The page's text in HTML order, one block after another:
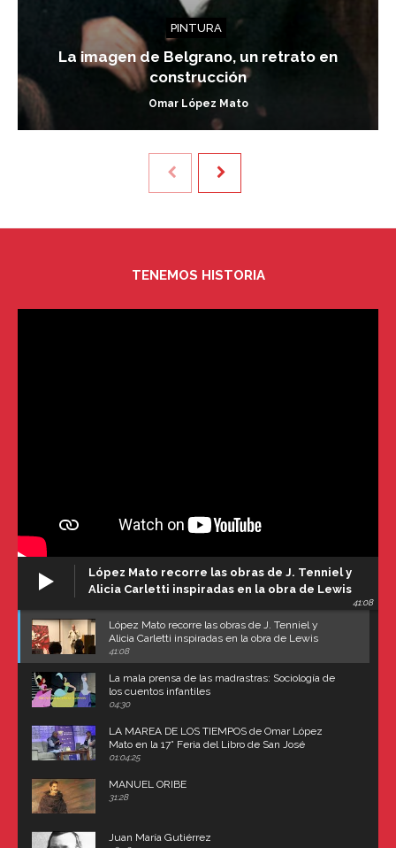
PINTURA
La imagen de Belgrano, un retrato en
construcción
Omar López Mato
TENEMOS HISTORIA
López Mato recorre las obras de J. Tenniel y
Alicia Carletti inspiradas en la obra de Lewis
41:08
López Mato recorre las obras de J. Tenniel y
Alicia Carletti inspiradas en la obra de Lewis
Carroll
41:08
La mala prensa de las madrastras: Sociología de
los cuentos infantiles
04:30
LA MAREA DE LOS TIEMPOS de Omar López
Mato en la 17° Feria del Libro de San José
(Uruguay)
01:04:25
MANUEL ORIBE
31:28
Juan María Gutiérrez